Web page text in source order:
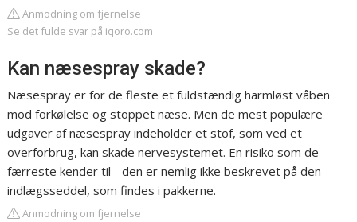
Anmodning om fjernelse
Se det fulde svar på iqoro.com
Kan næsespray skade?
Næsespray er for de fleste et fuldstændig harmløst våben
mod forkølelse og stoppet næse. Men de mest populære
udgaver af næsespray indeholder et stof, som ved et
overforbrug, kan skade nervesystemet. En risiko som de
færreste kender til - den er nemlig ikke beskrevet på den
indlægsseddel, som findes i pakkerne.
Anmodning om fjernelse